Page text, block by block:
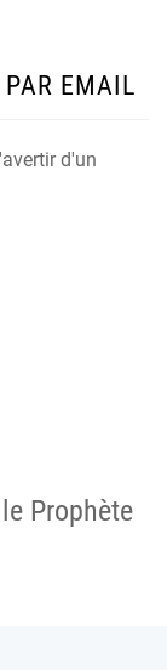
PAR EMAIL
d'un
Prophète